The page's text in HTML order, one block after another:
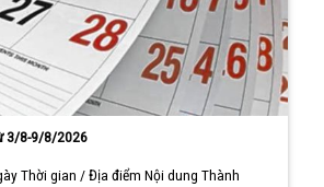
3/8-9/8/2026
Thời gian / Địa điểm Nội dung Thành